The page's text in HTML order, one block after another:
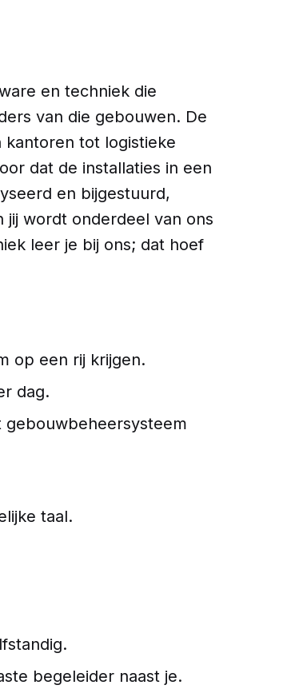
en techniek die
van die gebouwen. De
kantoren tot logistieke
dat de installaties in een
en bijgestuurd,
jij wordt onderdeel van ons
leer je bij ons; dat hoef
op een rij krijgen.
dag.
gebouwbeheersysteem
taal.
begeleider naast je.